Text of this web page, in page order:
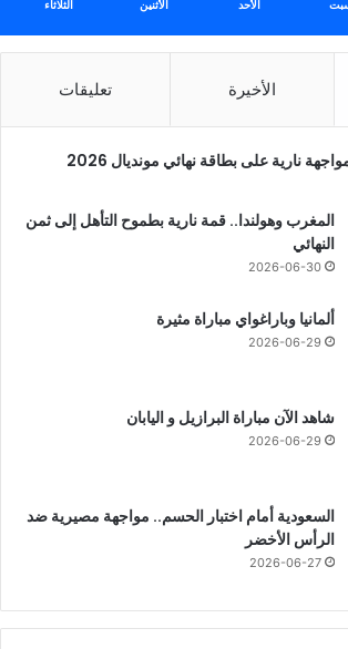
الأحد الأثنين الثلاثاء
الأخيرة تعليقات
نارية على بطاقة نهائي مونديال 2026
المغرب وهولندا.. قمة نارية بطموح التأهل إلى ثمن
النهائي
2026-06-30
ألمانيا وباراغواي مباراة مثيرة
2026-06-29
شاهد الآن مباراة البرازيل و اليابان
2026-06-29
السعودية أمام اختبار الحسم.. مواجهة مصيرية ضد
الرأس الأخضر
2026-06-27